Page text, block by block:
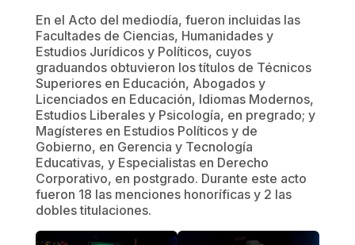
En el Acto del mediodía, fueron incluidas las
Facultades de Ciencias, Humanidades y
Estudios Jurídicos y Políticos, cuyos
graduandos obtuvieron los títulos de Técnicos
Superiores en Educación, Abogados y
Licenciados en Educación, Idiomas Modernos,
Estudios Liberales y Psicología, en pregrado; y
Magísteres en Estudios Políticos y de
Gobierno, en Gerencia y Tecnología
Educativas, y Especialistas en Derecho
Corporativo, en postgrado. Durante este acto
fueron 18 las menciones honoríficas y 2 las
dobles titulaciones.